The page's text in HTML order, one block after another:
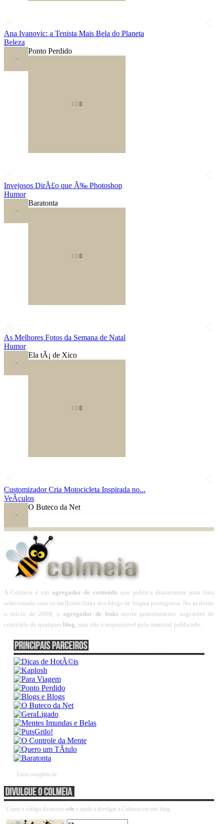
Ana Ivanovic: a Tenista Mais Bela do Planeta
Beleza
Ponto Perdido
Invejosos DirÃ£o que Ã‰ Photoshop
Humor
Baratonta
As Melhores Fotos da Semana de Natal
Humor
Ela tÃ¡ de Xico
Customizador Cria Motocicleta Inspirada no...
VeÃ­culos
O Buteco da Net
A Colmeia é um agregador de conteúdo que publica diariamente uma lista
selecionada com os melhores links dos blogs de língua portuguesa. No ar desde
o início de 2009, o agregador de linksaceita gratuitamente sugestões de
conteúdo de qualquer blog , mas não é responsável pelo material publicado.
Lista completa de .
Copie o código do nosso selo e ajude a divulgar a Colmeia em seu blog.